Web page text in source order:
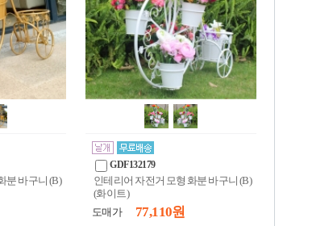
분 바구니 (B)
GDF132179
인테리어 자전거 모형 화분 바구니 (B)
(화이트)
도매가
77,110 원